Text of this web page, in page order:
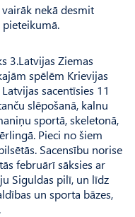
nekā desmit
3.Latvijas Ziemas
spēlēm Krievijas
sacentīsies 11
slēpošanā, kalnu
sportā, skeletonā,
Pieci no šiem
Sacensību norise
februārī sāksies ar
Siguldas pilī, un līdz
un sporta bāzes,